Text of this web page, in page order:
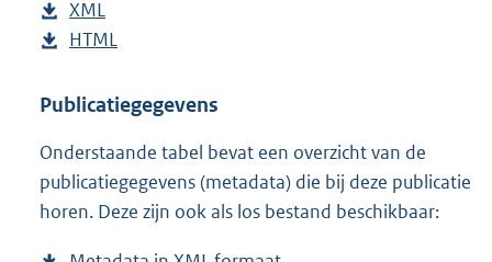
w
n
o
d
p
u
s
t
n
s
g
r
o
w
l
a
d
p
s
a
d
s
g
D
o
n
o
a
d
XML
e
t
n
d
s
D
w
l
o
a
HTML
s
a
n
d
Publicatiegegevens
Onderstaande tabel bevat een overzicht van de
publicatiegegevens (metadata) die bij deze publicatie
horen. Deze zijn ook als los bestand beschikbaar: